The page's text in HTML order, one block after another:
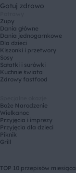
Gotuj zdrowo
Zupy
Dania główne
Dania jednogarnkowe
Dla dzieci
Kiszonki i przetwory
Sosy
Sałatki i surówki
Kuchnie świata
Zdrowy fastfood
Boże Narodzenie
Wielkanoc
Przyjęcia i imprezy
Przyjęcia dla dzieci
Piknik
Grill
TOP 10 przepisów miesiąca